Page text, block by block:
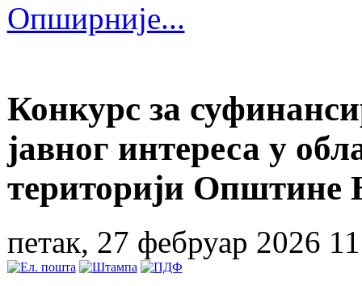
Опширније...
Конкурс за
јавног интереса у
територији Општине
петак, 27 фебруар 2026